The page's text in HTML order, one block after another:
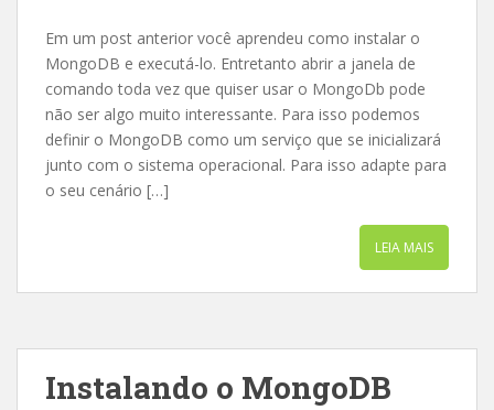
Em um post anterior você aprendeu como instalar o
MongoDB e executá-lo. Entretanto abrir a janela de
comando toda vez que quiser usar o MongoDb pode
não ser algo muito interessante. Para isso podemos
definir o MongoDB como um serviço que se inicializará
junto com o sistema operacional. Para isso adapte para
o seu cenário […]
LEIA MAIS
Instalando o MongoDB